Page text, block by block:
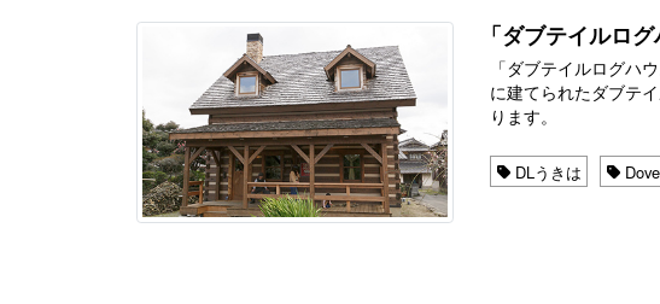
「ダブテイルロ
「ダブテイルログハ
に建てられたダブテ
ります。
DLうきは